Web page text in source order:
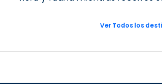
Ver Todos los